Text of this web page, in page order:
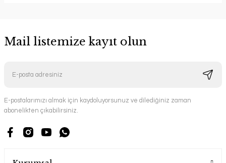
Mail listemize kayıt olun
E-postalarımızı almak için kaydoluyorsunuz ve dilediğiniz zaman
abonelikten çıkabilirsiniz.